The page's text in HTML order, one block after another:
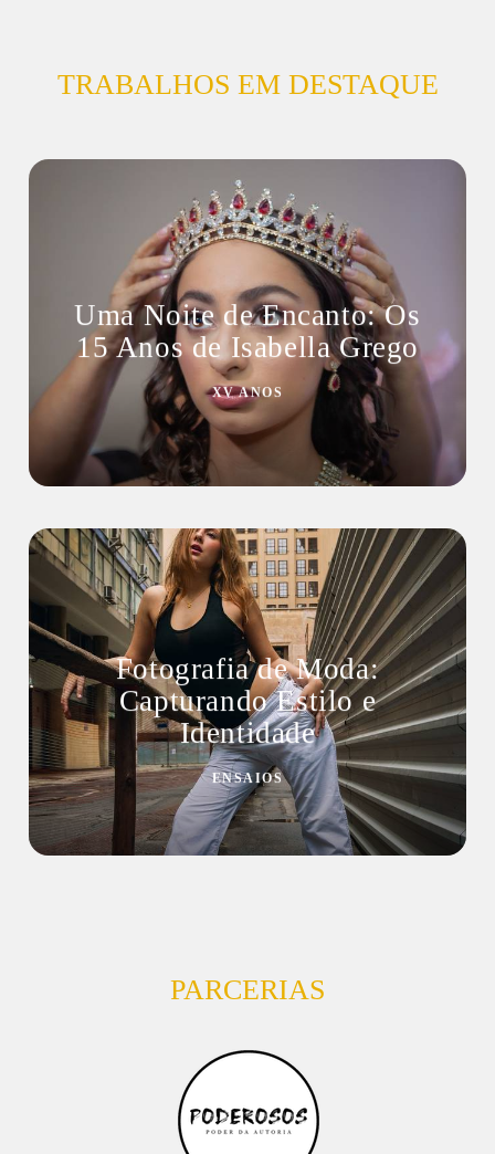
TRABALHOS EM DESTAQUE
Uma Noite de Encanto: Os
15 Anos de Isabella Grego
XV ANOS
Fotografia de Moda:
Capturando Estilo e
Identidade
ENSAIOS
PARCERIAS